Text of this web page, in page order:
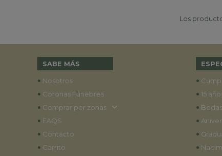
Los
SABE MÁS
• Nosotros
• Coronas Fúnebres
• Comprar por zonas
• FAQS
• Contacto
• Carrito
•
• 15
• Bodas
•
•
•